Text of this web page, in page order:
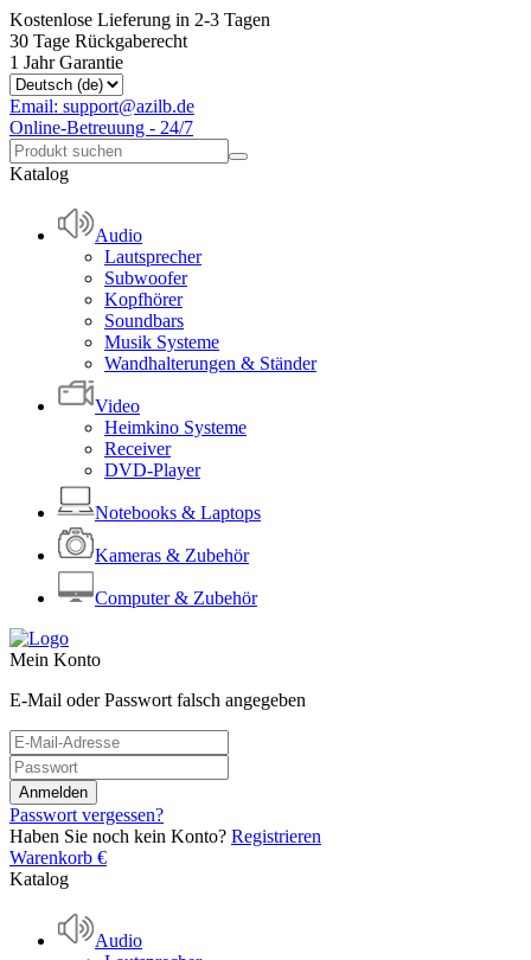
Kostenlose Lieferung in 2-3 Tagen
30 Tage Rückgaberecht
1 Jahr Garantie
Email: support@azilb.de
Online-Betreuung - 24/7
Katalog
Audio
Lautsprecher
Subwoofer
Kopfhörer
Soundbars
Musik Systeme
Wandhalterungen & Ständer
Video
Heimkino Systeme
Receiver
DVD-Player
Notebooks & Laptops
Kameras & Zubehör
Computer & Zubehör
Mein Konto
E-Mail oder Passwort falsch angegeben
Passwort vergessen?
Haben Sie noch kein Konto? Registrieren
Warenkorb €
Katalog
Audio